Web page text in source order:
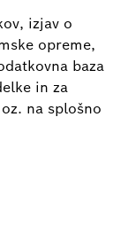
izjav o
opreme,
baza
in za
na splošno